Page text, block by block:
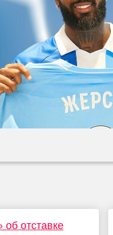
об отставке